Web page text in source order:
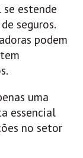
estende
seguros.
podem
uma
essencial
no setor